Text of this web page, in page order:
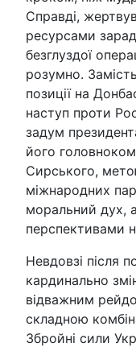
Справді,
ресурсами
безглуздої
розумно.
позиції на
наступ проти
задум
його
Сирського,
міжнародних
моральний дух,
перспективами
Невдовзі після
кардинально
відважним
складною
Збройні сили